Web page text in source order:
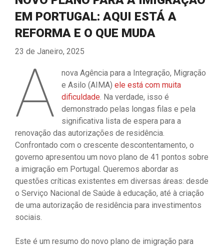
EM PORTUGAL: AQUI ESTÁ A
REFORMA E O QUE MUDA
23 de Janeiro, 2025
A
nova Agência para a Integração, Migração
e Asilo (AIMA)ele está com muita
dificuldade. Na verdade, isso é
demonstrado pelas longas filas e pela
significativa lista de espera para a
renovação das autorizações de residência.
Confrontado com o crescente descontentamento, o
governo apresentou um novo plano de 41 pontos sobre
a imigração em Portugal. Queremos abordar as
questões críticas existentes em diversas áreas: desde
o Serviço Nacional de Saúde à educação, até à criação
de uma autorização de residência para investimentos
sociais.
Este é um resumo do novo plano de imigração para